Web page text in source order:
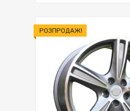
РОЗПРОДАЖ!